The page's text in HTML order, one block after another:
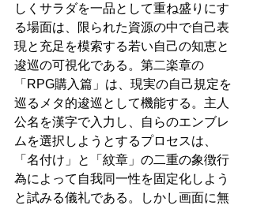
しくサラダを一品として重ね盛りにす
る場面は、限られた資源の中で自己表
現と充足を模索する若い自己の知恵と
逡巡の可視化である。第二楽章の
「RPG購入篇」は、現実の自己規定を
巡るメタ的逡巡として機能する。主人
公名を漢字で入力し、自らのエンブレ
ムを選択しようとするプロセスは、
「名付け」と「紋章」の二重の象徴行
為によって自我同一性を固定化しよう
と試みる儀礼である。しかし画面に無